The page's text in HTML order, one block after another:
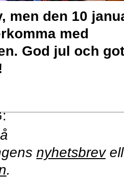
men den 10
med
God jul och
nyhetsbrev
.